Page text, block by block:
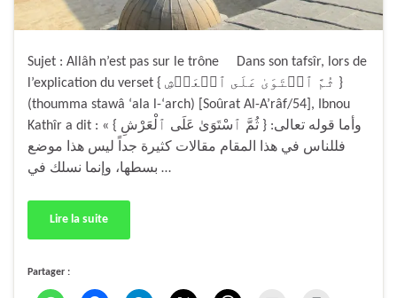
Sujet : Allâh n’est pas sur le trône Dans son tafsîr, lors de
l’explication du verset { ثُمَّ ٱسۡتَوَىٰ عَلَى ٱلۡعَرۡشِ }
(thoumma stawâ ‘ala l-‘arch) [Soûrat Al-A’râf/54], Ibnou
Kathîr a dit : « وأما قوله تعالى: { ثُمَّ ٱسْتَوَىٰ عَلَى ٱلْعَرْشِ }
فللناس في هذا المقام مقالات كثيرة جداً ليس هذا موضع
بسطها، وإنما نسلك في …
Lire la suite
Partager :